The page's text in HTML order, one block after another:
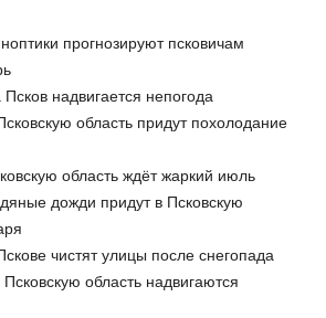
прогнозируют псковичам
надвигается непогода
область придут похолодание
область ждёт жаркий июль
дожди придут в Псковскую
чистят улицы после снегопада
область надвигаются